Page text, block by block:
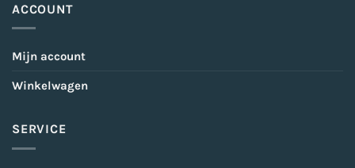
ACCOUNT
Mijn account
Winkelwagen
SERVICE